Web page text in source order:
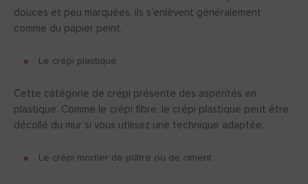
douces et peu marquées, ils s’enlèvent généralement
comme du papier peint.
Le crépi plastique
Cette catégorie de crépi présente des aspérités en
plastique. Comme le crépi fibre, le crépi plastique peut être
décollé du mur si vous utilisez une technique adaptée.
Le crépi mortier de plâtre ou de ciment